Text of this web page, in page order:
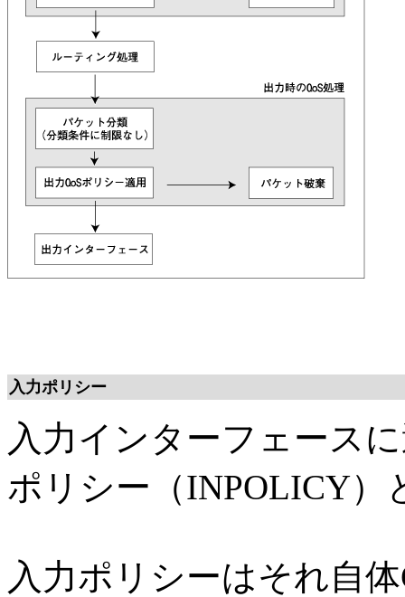
入力ポリシー
入力インターフェース
ポリシー（INPOLICY）
入力ポリシーはそれ自